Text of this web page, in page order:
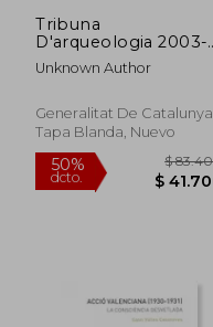
Tribuna
D'arqueologia 2003-
2004
Unknown Author
Generalitat De Catalunya,
Tapa Blanda, Nuevo